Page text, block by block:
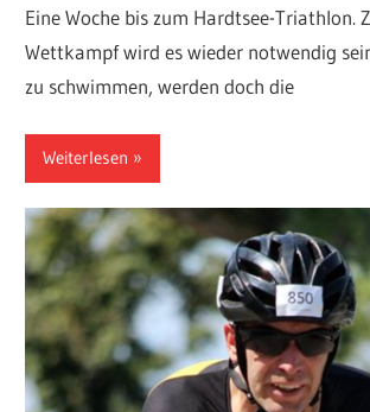
Eine Woche bis zum Hardtsee-Triathlon.
Wettkampf wird es wieder notwendig
zu schwimmen, werden doch die
Weiterlesen